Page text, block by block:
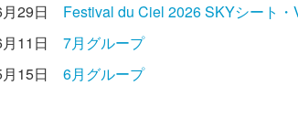
29日
Festival du Ciel 2026 SKYシート・
11日
7月グループ
15日
6月グループ